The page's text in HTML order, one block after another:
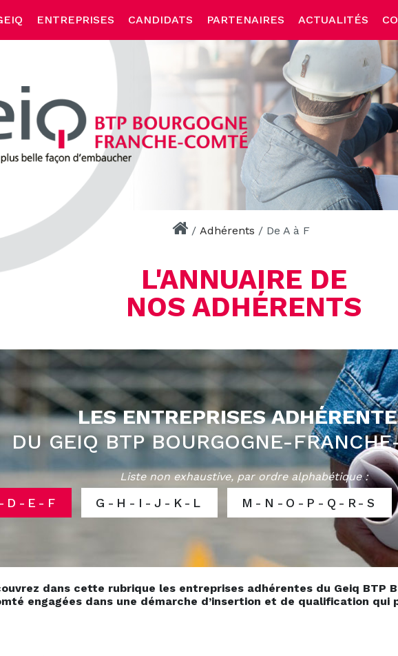
ENTREPRISES CANDIDATS PARTENAIRES ACTUALITÉS
/ Adhérents / De A à F
L'ANNUAIRE DE
NOS ADHÉRENTS
LES ENTREPRISES
DU GEIQ BTP BOURGOGNE-
Liste non exhaustive, par ordre alphabétique :
D-E-F G-H-I-J-K-L M-N-O-P-Q-R-S
dans cette rubrique les entreprises adhérentes du Geiq BTP
engagées dans une démarche d’insertion et de qualification qui